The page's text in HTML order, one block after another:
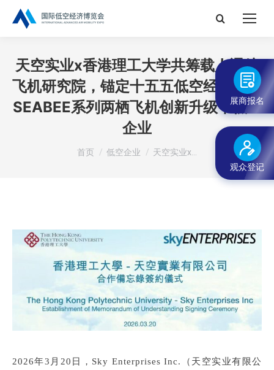
搜
天空实业x香港理工大学共筹载人通航
飞机研究院，锚定十五五低空经济赋能
SEABEE系列两栖飞机创新升级丨低空
企业
您在这里：
首页 低空企业 天空实业x…
2026年3月20日，Sky Enterprises Inc.（天空实业有限公
展商报名
观众登记